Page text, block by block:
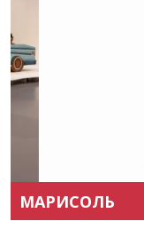
МАРИСОЛЬ